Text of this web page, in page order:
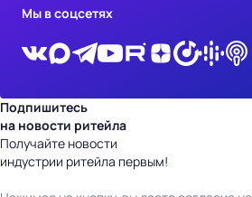
Мы в соцсетях
Подпишитесь
на новости ритейла
Получайте новости
индустрии ритейла первым!